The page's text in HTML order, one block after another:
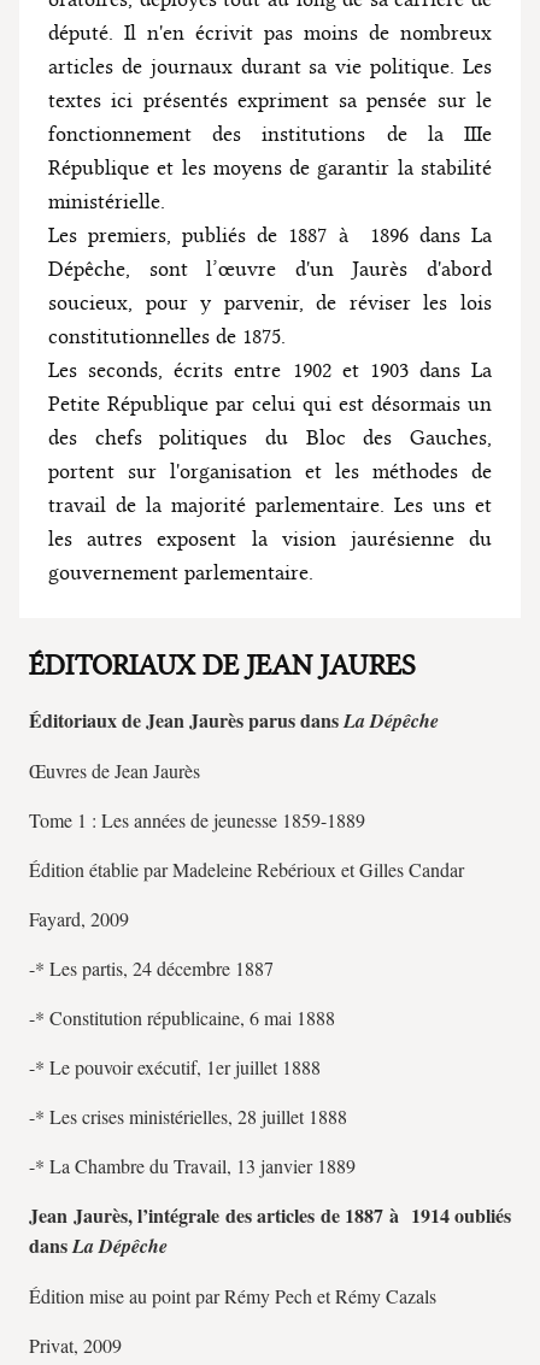
député. Il n'en écrivit pas moins de nombreux
articles de journaux durant sa vie politique. Les
textes ici présentés expriment sa pensée sur le
fonctionnement des institutions de la IIIe
République et les moyens de garantir la stabilité
ministérielle.
Les premiers, publiés de 1887 à 1896 dans La
Dépêche, sont l’œuvre d'un Jaurès d'abord
soucieux, pour y parvenir, de réviser les lois
constitutionnelles de 1875.
Les seconds, écrits entre 1902 et 1903 dans La
Petite République par celui qui est désormais un
des chefs politiques du Bloc des Gauches,
portent sur l'organisation et les méthodes de
travail de la majorité parlementaire. Les uns et
les autres exposent la vision jaurésienne du
gouvernement parlementaire.
ÉDITORIAUX DE JEAN JAURES
Éditoriaux de Jean Jaurès parus dansLa Dépêche
Œuvres de Jean Jaurès
Tome 1 : Les années de jeunesse 1859-1889
Édition établie par Madeleine Rebérioux et Gilles Candar
Fayard, 2009
-* Les partis, 24 décembre 1887
-* Constitution républicaine, 6 mai 1888
-* Le pouvoir exécutif, 1er juillet 1888
-* Les crises ministérielles, 28 juillet 1888
-* La Chambre du Travail, 13 janvier 1889
Jean Jaurès, l’intégrale des articles de 1887 à 1914 oubliés
dansLa Dépêche
Édition mise au point par Rémy Pech et Rémy Cazals
Privat, 2009